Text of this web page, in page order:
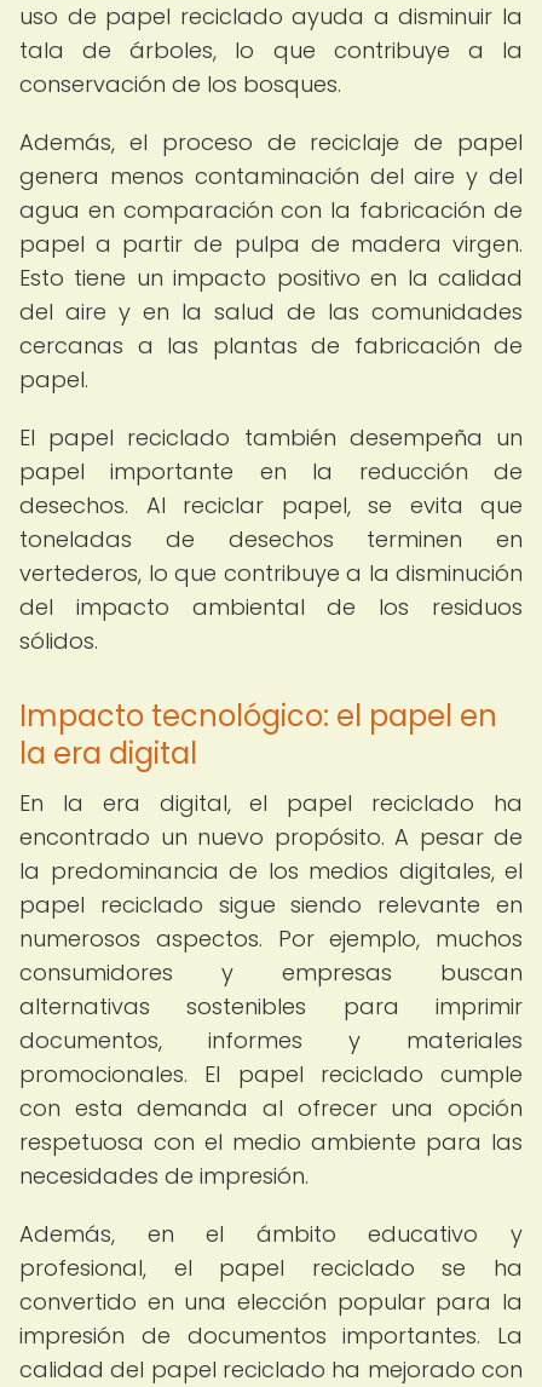
uso de papel reciclado ayuda a disminuir la
tala de árboles, lo que contribuye a la
conservación de los bosques.
Además, el proceso de reciclaje de papel
genera menos contaminación del aire y del
agua en comparación con la fabricación de
papel a partir de pulpa de madera virgen.
Esto tiene un impacto positivo en la calidad
del aire y en la salud de las comunidades
cercanas a las plantas de fabricación de
papel.
El papel reciclado también desempeña un
papel importante en la reducción de
desechos. Al reciclar papel, se evita que
toneladas de desechos terminen en
vertederos, lo que contribuye a la disminución
del impacto ambiental de los residuos
sólidos.
Impacto tecnológico: el papel en
la era digital
En la era digital, el papel reciclado ha
encontrado un nuevo propósito. A pesar de
la predominancia de los medios digitales, el
papel reciclado sigue siendo relevante en
numerosos aspectos. Por ejemplo, muchos
consumidores y empresas buscan
alternativas sostenibles para imprimir
documentos, informes y materiales
promocionales. El papel reciclado cumple
con esta demanda al ofrecer una opción
respetuosa con el medio ambiente para las
necesidades de impresión.
Además, en el ámbito educativo y
profesional, el papel reciclado se ha
convertido en una elección popular para la
impresión de documentos importantes. La
calidad del papel reciclado ha mejorado con